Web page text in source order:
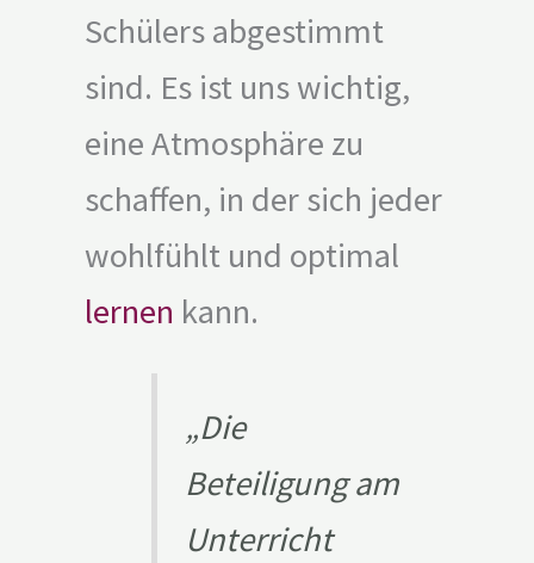
Schülers abgestimmt
sind. Es ist uns wichtig,
eine Atmosphäre zu
schaffen, in der sich jeder
wohlfühlt und optimal
lernen kann.
„Die
Beteiligung am
Unterricht